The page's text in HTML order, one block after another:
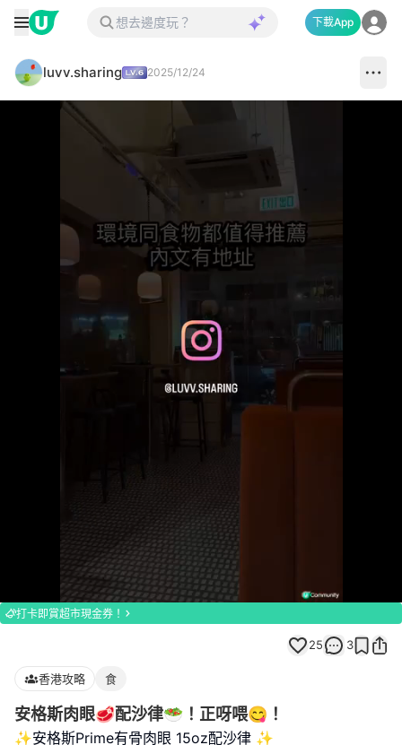
下載App
luvv.sharing 2025/12/24
Loaded :
100.00%
打卡即賞超市現金券！
25 3
香港攻略 食
安格斯肉眼🥩配沙律🥗！正呀喂😋！
✨安格斯Prime有骨肉眼 15oz配沙律 ✨